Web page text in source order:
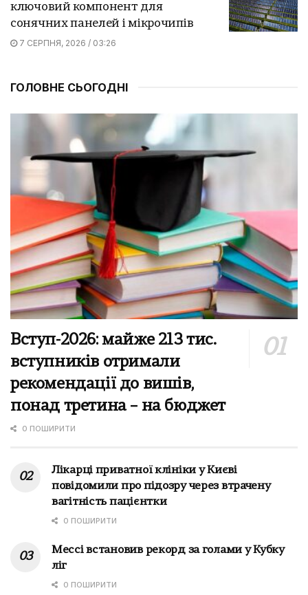
ключовий компонент для
сонячних панелей і мікрочипів
7 СЕРПНЯ, 2026 / 03:26
ГОЛОВНЕ СЬОГОДНІ
Вступ-2026: майже 213 тис.
вступників отримали
рекомендації до вишів,
понад третина – на бюджет
0 ПОШИРИТИ
Лікарці приватної клініки у Києві
повідомили про підозру через втрачену
вагітність пацієнтки
0 ПОШИРИТИ
Мессі встановив рекорд за голами у Кубку
ліг
0 ПОШИРИТИ